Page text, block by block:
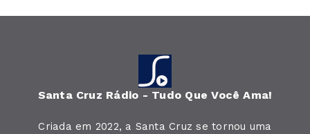
Santa Cruz Rádio - Tudo Que Você Ama!
Criada em 2022, a Santa Cruz se tornou uma